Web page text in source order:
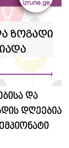
და
დღეებია